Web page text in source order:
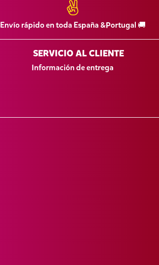
Envío rápido en toda España &Portugal 🚚
SERVICIO AL CLIENTE
Información de entrega